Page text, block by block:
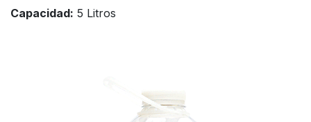
Capacidad: 5 Litros